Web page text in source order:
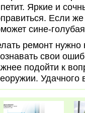
Яркие и
Если
сине-
ремонт нужно
свои
подойти к
Удачного